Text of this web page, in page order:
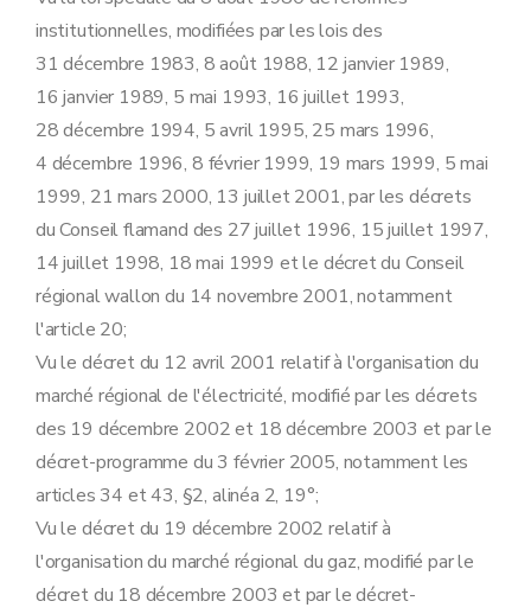
Section 2 En matière d'information et de sensibilisation à l'utilisation rationnelle de l'énergie et aux énergies renouvelables
Art. 12
Art. 13
Section3
En matière de fourniture industrielle de plus de 20 GWh par an et d'autoproduction d'électricité verte
Art.14bis
Obligations de service public spécifiques aux fournisseurs
Section première En matière de régularité, qualité et facturation des fournitures
Art. 3
Art.3 bis
Art. 4
Art. 5
Art. 6
Art.
Art. 7
Art.
7bis
Art. 8
Art.8bis
Art. 9
Art. 10
Art.10bis
Section 2 En matière d'information et de sensibilisation à l'utilisation rationnelle de l'énergie et aux énergies renouvelables
Art. 11
Art. 12
Art. 13
institutionnelles, modifiées par les lois des
31 décembre 1983, 8 août 1988, 12 janvier 1989,
16 janvier 1989, 5 mai 1993, 16 juillet 1993,
28 décembre 1994, 5 avril 1995, 25 mars 1996,
4 décembre 1996, 8 février 1999, 19 mars 1999, 5 mai
1999, 21 mars 2000, 13 juillet 2001, par les décrets
du Conseil flamand des 27 juillet 1996, 15 juillet 1997,
14 juillet 1998, 18 mai 1999 et le décret du Conseil
régional wallon du 14 novembre 2001, notamment
l'article 20;
Vu le décret du 12 avril 2001 relatif à l'organisation du
marché régional de l'électricité, modifié par les décrets
des 19 décembre 2002 et 18 décembre 2003 et par le
décret-programme du 3 février 2005, notamment les
articles 34 et 43, §2, alinéa 2, 19°;
Vu le décret du 19 décembre 2002 relatif à
l'organisation du marché régional du gaz, modifié par le
décret du 18 décembre 2003 et par le décret-